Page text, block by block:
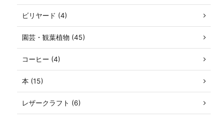
ビリヤード (4)
園芸・観葉植物 (45)
コーヒー (4)
本 (15)
レザークラフト (6)